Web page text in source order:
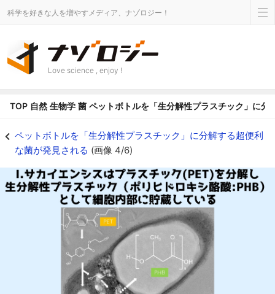
科学を好きな人を増やすメディア、ナゾロジー！
Love science , enjoy !
TOP 自然 生物学 菌 ペットボトルを「生分解性プラスチック」に分
ペットボトルを「生分解性プラスチック」に分解する超便利
な菌が発見される (画像 4/6)